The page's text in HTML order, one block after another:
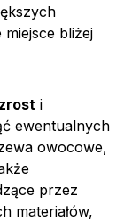
bliżej
i
ewentualnych
owocowe,
przez
materiałów,